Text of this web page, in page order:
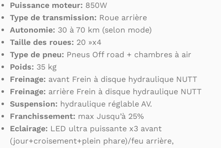
Puissance moteur: 850W
Type de transmission: Roue arrière
Autonomie: 30 à 70 km (selon mode)
Taille des roues: 20 »x4
Type de pneu: Pneus Off road + chambres à air
Poids: 35 kg
Freinage: avant Frein à disque hydraulique NUTT
Freinage: arrière Frein à disque hydraulique NUTT
Suspension: hydraulique réglable AV.
Franchissement: max Jusqu’à 25%
Eclairage: LED ultra puissante x3 avant
(jour+croisement+plein phare)/feu arrière,